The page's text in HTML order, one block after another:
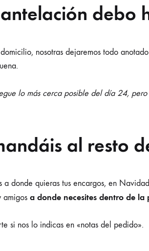
debo
nosotras dejaremos todo
lo más cerca posible del día 24,
al resto
donde quieras tus encargos, en
amigos a donde necesites dentro de la
si nos lo indicas en «notas del pedido».